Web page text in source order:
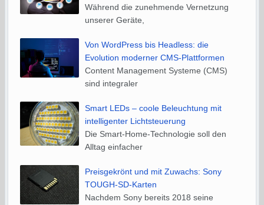
Während die zunehmende Vernetzung
unserer Geräte,
Von WordPress bis Headless: die
Evolution moderner CMS-Plattformen
Content Management Systeme (CMS)
sind integraler
Smart LEDs – coole Beleuchtung mit
intelligenter Lichtsteuerung
Die Smart-Home-Technologie soll den
Alltag einfacher
Preisgekrönt und mit Zuwachs: Sony
TOUGH-SD-Karten
Nachdem Sony bereits 2018 seine